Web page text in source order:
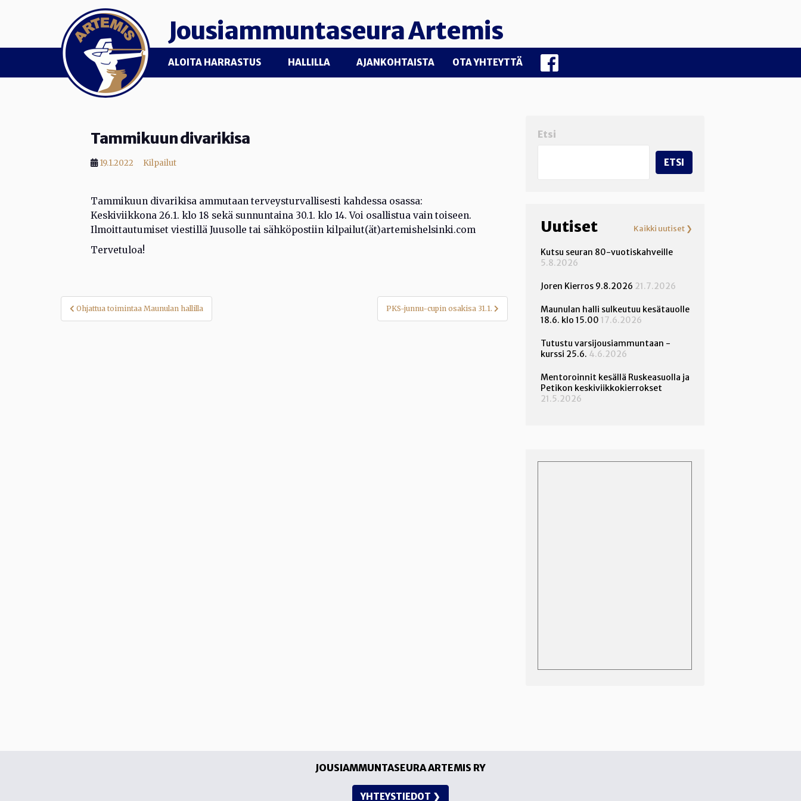
Jousiammuntaseura Artemis
ALOITA HARRASTUS HALLILLA AJANKOHTAISTA OTA YHTEYTTÄ
Tammikuun divarikisa
19.1.2022 Kilpailut
Tammikuun divarikisa ammutaan terveysturvallisesti kahdessa osassa:
Keskiviikkona 26.1. klo 18 sekä sunnuntaina 30.1. klo 14. Voi osallistua vain toiseen.
Ilmoittautumiset viestillä Juusolle tai sähköpostiin kilpailut(ät)artemishelsinki.com
Tervetuloa!
Artikkelien
selaus
Ohjattua toimintaa Maunulan hallilla PKS-junnu-cupin osakisa 31.1.
Etsi
ETSI
Uutiset Kaikki uutiset ❯
Kutsu seuran 80-vuotiskahveille
5.8.2026
Joren Kierros 9.8.2026 21.7.2026
Maunulan halli sulkeutuu kesätauolle
18.6. klo 15.00 17.6.2026
Tutustu varsijousiammuntaan -
kurssi 25.6. 4.6.2026
Mentoroinnit kesällä Ruskeasuolla ja
Petikon keskiviikkokierrokset
21.5.2026
JOUSIAMMUNTASEURA ARTEMIS RY